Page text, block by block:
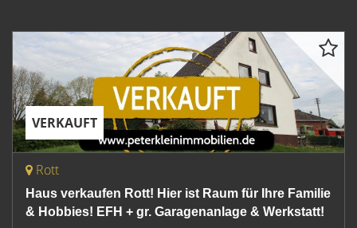
VERKAUFT
Rott
Haus verkaufen Rott! Hier ist Raum für Ihre Familie
& Hobbies! EFH + gr. Garagenanlage & Werkstatt!